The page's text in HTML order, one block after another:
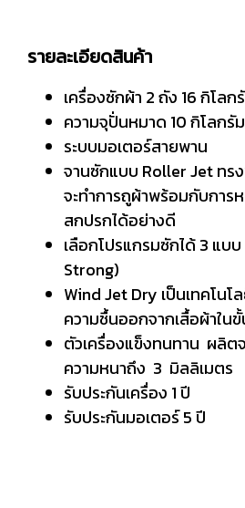
รายละเอียดสินค้า
เครื่องซักผ้า 2 ถัง 16 กิโลก
ความจุปั่นหมาด 10 กิโลกรัม
ระบบมอเตอร์สายพาน
จานซักแบบ Roller Jet ทร
จะทำการถูผ้าพร้อมกับการ
สกปรกได้อย่างดี
เลือกโปรแกรมซักได้ 3 แบ
Strong)
Wind Jet Dry เป็นเทคโน
ความชื้นออกจากเสื้อผ้าใน
ตัวเครื่องแข็งทนทาน ผลิ
ความหนาถึง 3 มิลลิเมตร
รับประกันเครื่อง 1 ปี
รับประกันมอเตอร์ 5 ปี